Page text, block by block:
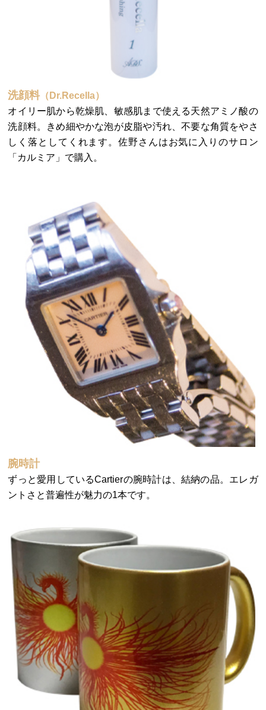
洗顔料（Dr.Recella）
オイリー肌から乾燥肌、敏感肌まで使える天然アミノ酸の
洗顔料。きめ細やかな泡が皮脂や汚れ、不要な角質をやさ
しく落としてくれます。佐野さんはお気に入りのサロン
「カルミア」で購入。
腕時計
ずっと愛用しているCartierの腕時計は、結納の品。エレガ
ントさと普遍性が魅力の1本です。